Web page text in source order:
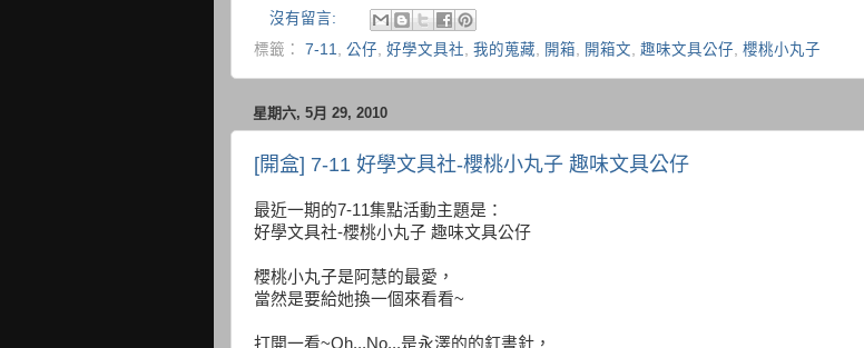
沒有留言:
標籤： 7-11, 公仔, 好學文具社, 我的蒐藏, 開箱, 開箱文, 趣味文具公仔, 櫻桃小丸子
星期六, 5月 29, 2010
[開盒] 7-11 好學文具社-櫻桃小丸子 趣味文具公仔
最近一期的7-11集點活動主題是：
好學文具社-櫻桃小丸子 趣味文具公仔
櫻桃小丸子是阿慧的最愛，
當然是要給她換一個來看看~
打開一看~Oh...No...是永澤的的釘書針，